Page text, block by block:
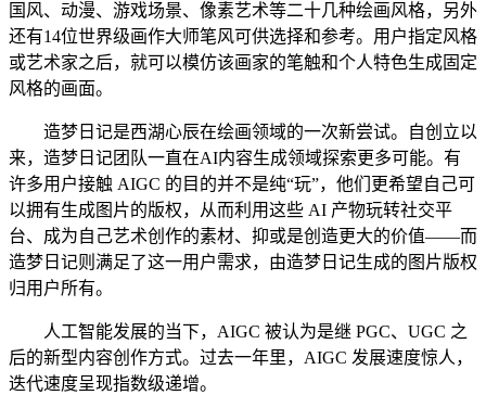
国风、动漫、游戏场景、像素艺术等二十几种绘画风格，另外
还有14位世界级画作大师笔风可供选择和参考。用户指定风格
或艺术家之后，就可以模仿该画家的笔触和个人特色生成固定
风格的画面。
造梦日记是西湖心辰在绘画领域的一次新尝试。自创立以
来，造梦日记团队一直在AI内容生成领域探索更多可能。有
许多用户接触 AIGC 的目的并不是纯“玩”，他们更希望自己可
以拥有生成图片的版权，从而利用这些 AI 产物玩转社交平
台、成为自己艺术创作的素材、抑或是创造更大的价值——而
造梦日记则满足了这一用户需求，由造梦日记生成的图片版权
归用户所有。
人工智能发展的当下，AIGC 被认为是继 PGC、UGC 之
后的新型内容创作方式。过去一年里，AIGC 发展速度惊人，
迭代速度呈现指数级递增。